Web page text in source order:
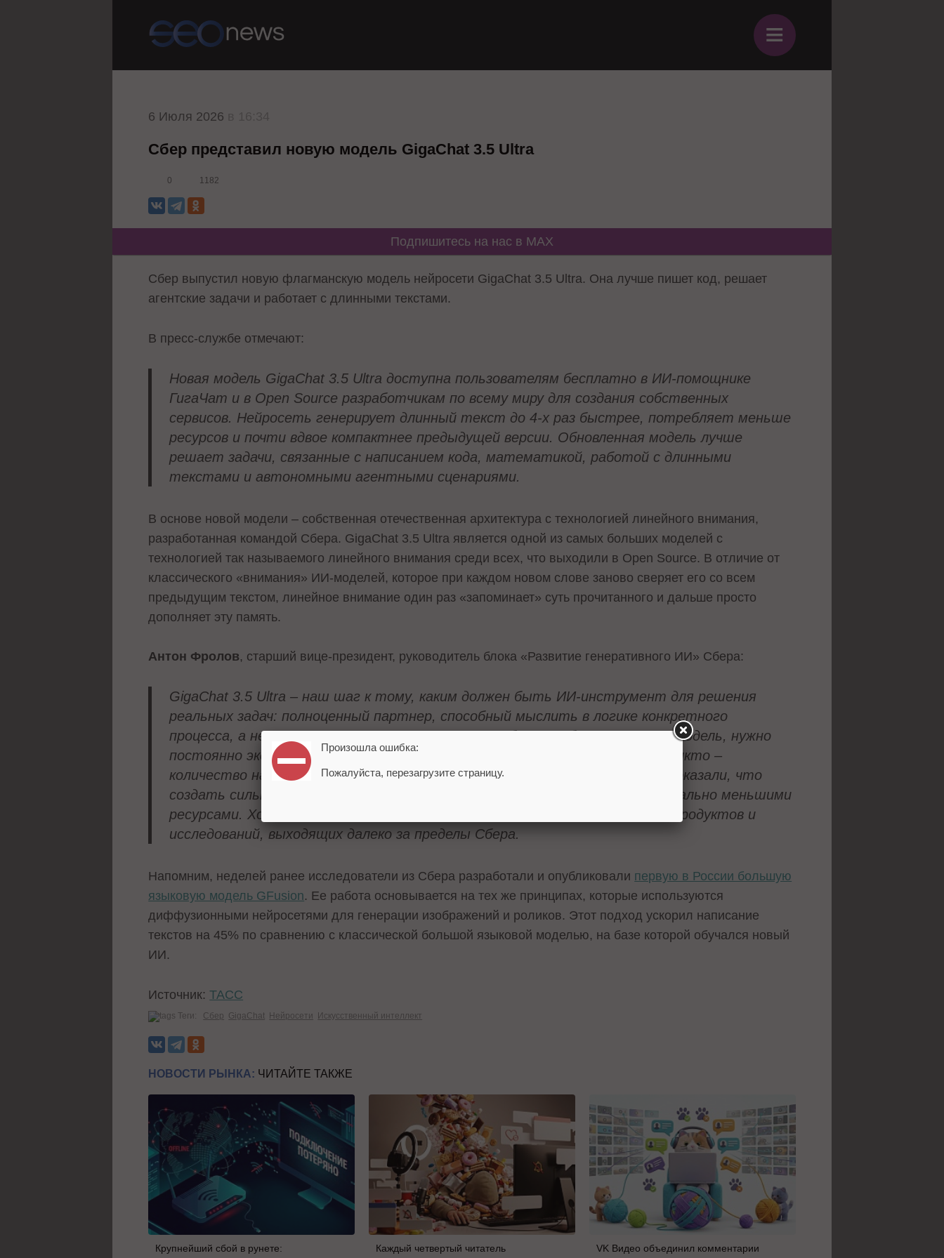
≡
6 Июля 2026
Сбер представил новую модель GigaChat 3.5 Ultra
0 1182
Подпишитесь на нас в MAX
Сбер выпустил новую флагманскую модель нейросети GigaChat 3.5 Ultra. Она лучше пишет код, решает
агентские задачи и работает с длинными текстами.
В пресс-службе отмечают:
Новая модель GigaChat 3.5 Ultra доступна пользователям бесплатно в ИИ-помощнике
ГигаЧат и в Open Source разработчикам по всему миру для создания собственных
сервисов. Нейросеть генерирует длинный текст до 4-х раз быстрее, потребляет меньше
ресурсов и почти вдвое компактнее предыдущей версии. Обновленная модель лучше
решает задачи, связанные с написанием кода, математикой, работой с длинными
текстами и автономными агентными сценариями.
В основе новой модели – собственная отечественная архитектура с технологией линейного внимания,
разработанная командой Сбера. GigaChat 3.5 Ultra является одной из самых больших моделей с
технологией так называемого линейного внимания среди всех, что выходили в Open Source. В отличие от
классического «внимания» ИИ-моделей, которое при каждом новом слове заново сверяет его со всем
предыдущим текстом, линейное внимание один раз «запоминает» суть прочитанного и дальше просто
дополняет эту память.
Антон Фролов, старший вице-президент, руководитель блока «Развитие генеративного ИИ» Сбера:
GigaChat 3.5 Ultra – наш шаг к тому, каким должен быть ИИ-инструмент для решения
реальных задач: полноценный партнер, способный мыслить в логике конкретного
процесса, а не просто отвечать на вопросы. Чтобы разработать такую модель, нужно
постоянно экспериментировать и пробовать то, чего до тебя не делал никто –
количество наших экспериментов выросло более чем вдвое, до 1500. Мы доказали, что
создать сильную модель можно на собственной архитектуре и с принципиально меньшими
ресурсами. Хотим, чтобы наши решения становились основой для новых продуктов и
исследований, выходящих далеко за пределы Сбера.
Напомним, неделей ранее исследователи из Сбера разработали и опубликовали первую в России большую
языковую модель GFusion. Ее работа основывается на тех же принципах, которые используются
диффузионными нейросетями для генерации изображений и роликов. Этот подход ускорил написание
текстов на 45% по сравнению с классической большой языковой моделью, на базе которой обучался новый
ИИ.
Источник:ТАСС
Теги: Сбер GigaChat Нейросети Искусственный интеллект
НОВОСТИ РЫНКА: ЧИТАЙТЕ ТАКЖЕ
Крупнейший сбой в рунете:
Каждый четвертый читатель
VK Видео объединил комментарии
Произошла ошибка:
Пожалуйста, перезагрузите страницу.